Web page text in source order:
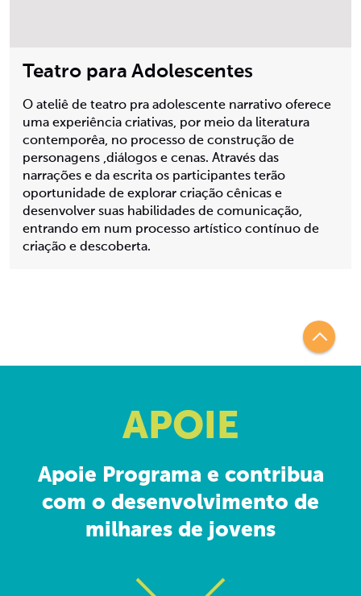
Teatro para Adolescentes
O ateliê de teatro pra adolescente narrativo oferece
uma experiência criativas, por meio da literatura
contemporêa, no processo de construção de
personagens ,diálogos e cenas. Através das
narrações e da escrita os participantes terão
oportunidade de explorar criação cênicas e
desenvolver suas habilidades de comunicação,
entrando em num processo artístico contínuo de
criação e descoberta.
APOIE
Apoie Programa e contribua
com o desenvolvimento de
milhares de jovens